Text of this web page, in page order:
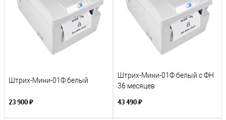
Штрих-Мини-01Ф белый
23 900 ₽
Штрих-Мини-01Ф белый с ФН
36 месяцев
43 490 ₽